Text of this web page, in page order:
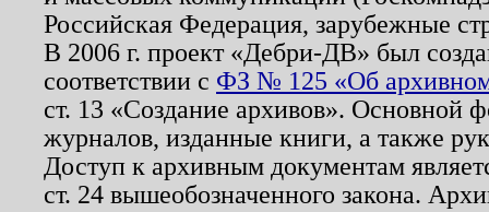
Российская Федерация, зарубежные
В 2006 г. проект «Дебри-ДВ» был
соответствии с ФЗ № 125 «Об
ст. 13 «Создание архивов». Основной
журналов, изданные книги, а также
Доступ к архивным документам
ст. 24 вышеобозначенного закона.